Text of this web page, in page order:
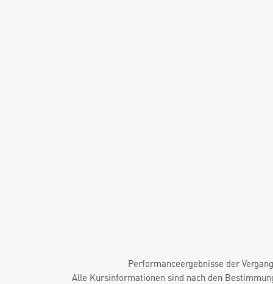
Performanceergebnisse der
Alle Kursinformationen sind nach den